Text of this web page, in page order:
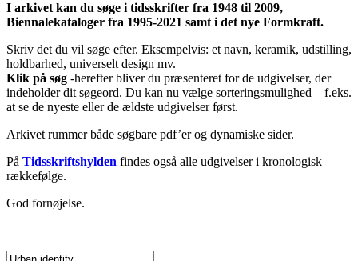
I arkivet kan du søge i tidsskrifter fra 1948 til 2009,
Biennalekataloger fra 1995-2021 samt i det nye Formkraft.
Skriv det du vil søge efter. Eksempelvis: et navn, keramik, udstilling,
holdbarhed, universelt design mv.
Klik på søg -herefter bliver du præsenteret for de udgivelser, der
indeholder dit søgeord. Du kan nu vælge sorteringsmulighed – f.eks.
at se de nyeste eller de ældste udgivelser først.
Arkivet rummer både søgbare pdf’er og dynamiske sider.
På Tidsskriftshylden findes også alle udgivelser i kronologisk
rækkefølge.
God fornøjelse.